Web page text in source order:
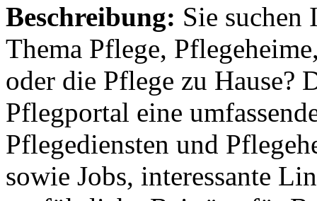
Beschreibung: Sie suchen
Thema Pflege,
oder die Pflege zu Hause?
Pflegportal eine
Pflegediensten und
sowie Jobs, interessante